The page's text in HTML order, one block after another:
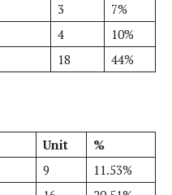
3
7%
4
10%
18 44%
Unit
%
9
11.53%